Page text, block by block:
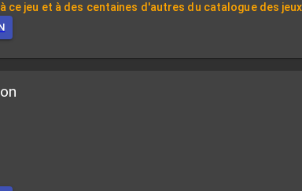
ce jeu et à des centaines d'autres du catalogue des jeux